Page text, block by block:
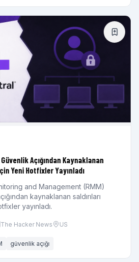
Açığından Kaynaklanan
Yeni Hotfixler Yayınladı
and Management (RMM)
kaynaklanan saldırıları
yayınladı.
The Hacker News US
güvenlik açığı